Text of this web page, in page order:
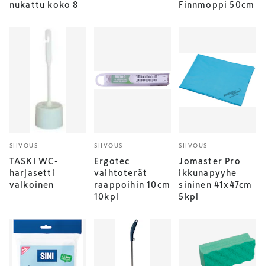
nukattu koko 8
Finnmoppi 50cm
SIIVOUS
TASKI WC-
harjasetti
valkoinen
SIIVOUS
Ergotec
vaihtoterät
raappoihin 10cm
10kpl
SIIVOUS
Jomaster Pro
ikkunapyyhe
sininen 41x47cm
5kpl